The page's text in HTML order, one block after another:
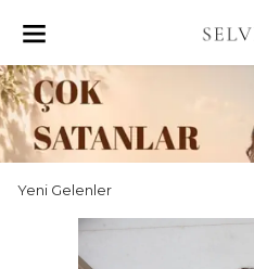
Yeni Gelenler